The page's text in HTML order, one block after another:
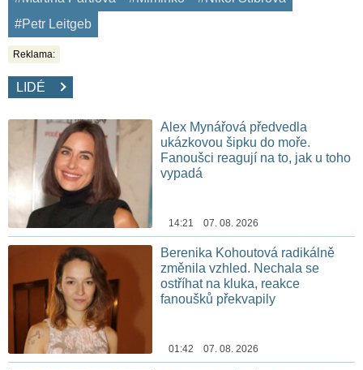
#Petr Leitgeb
Reklama:
LIDÉ
Alex Mynářová předvedla
ukázkovou šipku do moře.
Fanoušci reagují na to, jak u toho
vypadá
14:21 07. 08. 2026
Berenika Kohoutová radikálně
změnila vzhled. Nechala se
ostříhat na kluka, reakce
fanoušků překvapily
01:42 07. 08. 2026